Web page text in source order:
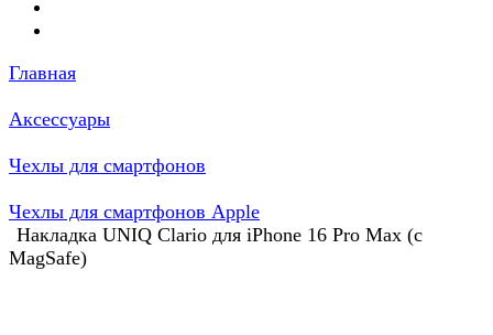
Главная
Аксессуары
Чехлы для смартфонов
Чехлы для смартфонов Apple
Накладка UNIQ Clario для iPhone 16 Pro Max (с
MagSafe)